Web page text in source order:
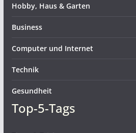
Hobby, Haus & Garten
Business
Computer und Internet
Technik
Gesundheit
Top-5-Tags